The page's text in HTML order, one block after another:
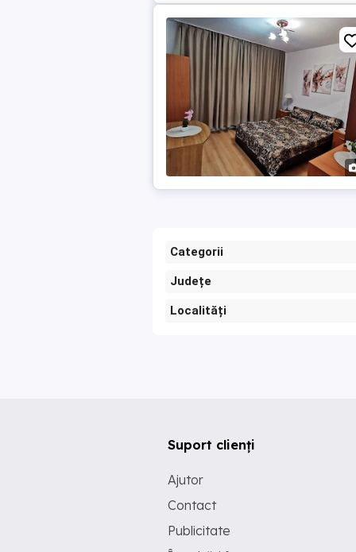
Categorii
Județe
Localități
Suport clienți
Ajutor
Contact
Publicitate